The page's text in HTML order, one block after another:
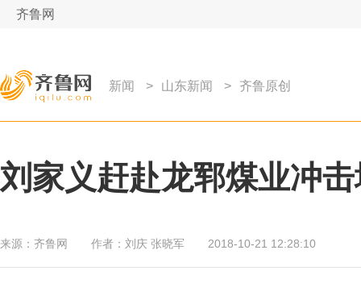
齐鲁网
新闻 > 山东新闻 > 齐鲁原创
刘家义赶赴龙郓煤业冲
来源： 齐鲁网 作者： 刘庆 张晓军 2018-10-21 12:28:10